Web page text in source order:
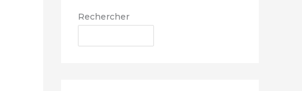
Rechercher